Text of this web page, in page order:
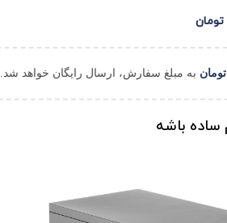
تومان
تومان به مبلغ سفارش، ارسال رایگان خواهد شد.